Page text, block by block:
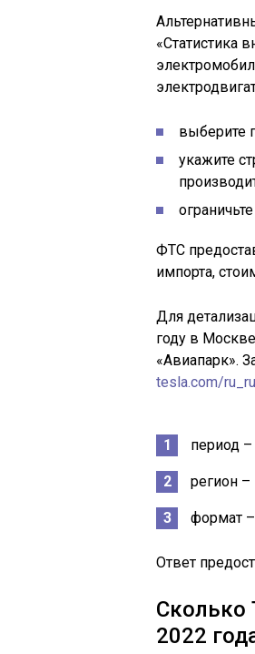
«Статистика
выберите
укажите
ФТС
импорта,
Для
году в
«Авиапарк».
tesla.com/ru_ru
период –
регион
формат
Ответ
Сколько
2022